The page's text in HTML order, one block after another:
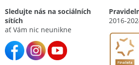
Sledujte nás na sociálních
sítích
ať Vám nic neunikne
2016-